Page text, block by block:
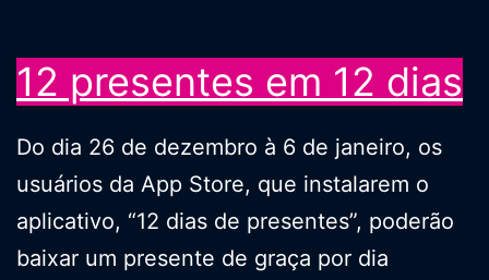
12 presentes em 12 dias
Do dia 26 de dezembro à 6 de janeiro, os
usuários da App Store, que instalarem o
aplicativo, “12 dias de presentes”, poderão
baixar um presente de graça por dia